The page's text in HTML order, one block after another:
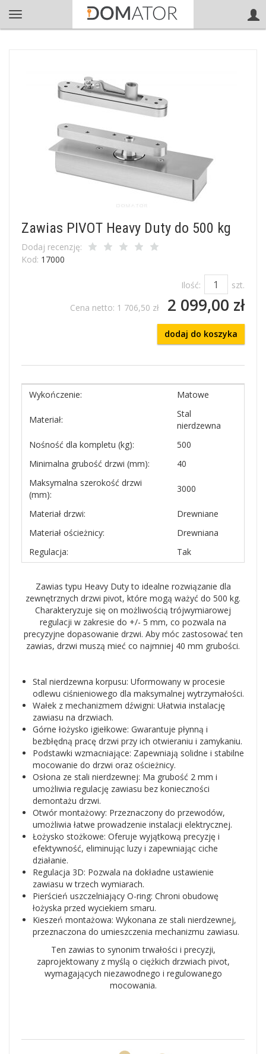
Zawias PIVOT Heavy Duty do 500 kg
Dodaj recenzję:
Kod: 17000
Ilość:
szt.
Cena netto: 1 706,50 zł 2 099,00 zł
dodaj do koszyka
Wykończenie: Matowe
Materiał:
Stal
nierdzewna
Nośność dla kompletu (kg):
500
Minimalna grubość drzwi (mm):
40
Maksymalna szerokość drzwi
(mm):
3000
Materiał drzwi:
Drewniane
Materiał ościeżnicy:
Drewniana
Regulacja:
Tak
Zawias typu Heavy Duty to idealne rozwiązanie dla
zewnętrznych drzwi pivot, które mogą ważyć do 500 kg.
Charakteryzuje się on możliwością trójwymiarowej
regulacji w zakresie do +/- 5 mm, co pozwala na
precyzyjne dopasowanie drzwi. Aby móc zastosować ten
zawias, drzwi muszą mieć co najmniej 40 mm grubości.
Stal nierdzewna korpusu: Uformowany w procesie
odlewu ciśnieniowego dla maksymalnej wytrzymałości.
Wałek z mechanizmem dźwigni: Ułatwia instalację
zawiasu na drzwiach.
Górne łożysko igiełkowe: Gwarantuje płynną i
bezbłędną pracę drzwi przy ich otwieraniu i zamykaniu.
Podstawki wzmacniające: Zapewniają solidne i stabilne
mocowanie do drzwi oraz ościeżnicy.
Osłona ze stali nierdzewnej: Ma grubość 2 mm i
umożliwia regulację zawiasu bez konieczności
demontażu drzwi.
Otwór montażowy: Przeznaczony do przewodów,
umożliwia łatwe prowadzenie instalacji elektrycznej.
Łożysko stożkowe: Oferuje wyjątkową precyzję i
efektywność, eliminując luzy i zapewniając ciche
działanie.
Regulacja 3D: Pozwala na dokładne ustawienie
zawiasu w trzech wymiarach.
Pierścień uszczelniający O-ring: Chroni obudowę
łożyska przed wyciekiem smaru.
Kieszeń montażowa: Wykonana ze stali nierdzewnej,
przeznaczona do umieszczenia mechanizmu zawiasu.
Ten zawias to synonim trwałości i precyzji,
zaprojektowany z myślą o ciężkich drzwiach pivot,
wymagających niezawodnego i regulowanego
mocowania.